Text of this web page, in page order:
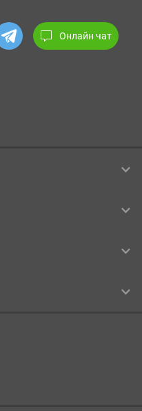
Онлайн чат